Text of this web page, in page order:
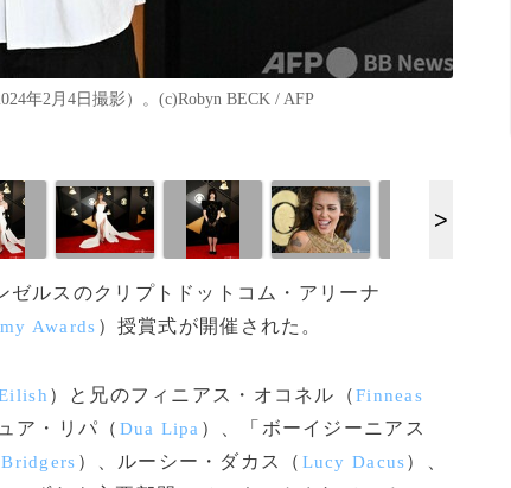
年2月4日撮影）。(c)Robyn BECK / AFP
ゼルスのクリプトドットコム・アリーナ
Awards ）授賞式が開催された。
）と兄のフィニアス・オコネル（Finneas
ア・リパ（ Dua Lipa ）、「ボーイジーニアス
）、ルーシー・ダカス（ Lucy Dacus）、